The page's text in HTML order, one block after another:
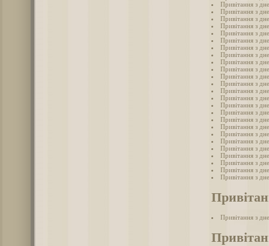
Привітання з
Привітання з
Привітання з
Привітання з
Привітання з
Привітання з
Привітання з
Привітання з
Привітання з
Привітання з
Привітання з
Привітання з
Привітання з
Привітання з
Привітання з
Привітання з
Привітання з
Привітання з
Привітання з
Привітання з
Привітання з
Привітання з
Привітання з
Привітання з
Привітання з
Привітання з